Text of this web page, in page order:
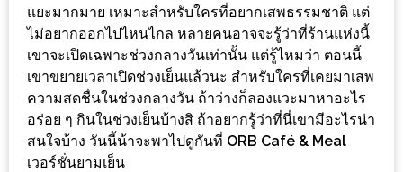
ค้า
แซ่บ
แม่ค้า
สวย
ร้าน
รวย
แยะมากมาย เหมาะสำหรับใครที่อยากเสพธรรมชาติ แต่
ไม่อยากออกไปไหนไกล หลายคนอาจจะรู้ว่าที่ร้านแห่งนี้
เขาจะเปิดเฉพาะช่วงกลางวันเท่านั้น แต่รู้ไหมว่า ตอนนี้
เขาขยายเวลาเปิดช่วงเย็นแล้วนะ สำหรับใครที่เคยมาเสพ
ความสดชื่นในช่วงกลางวัน ถ้าว่างก็ลองแวะมาหาอะไร
อร่อย ๆ กินในช่วงเย็นบ้างสิ ถ้าอยากรู้ว่าที่นี่เขามีอะไรน่า
สนใจบ้าง วันนี้น้าจะพาไปดูกันที่ ORB Café & Meal
เวอร์ชั่นยามเย็น